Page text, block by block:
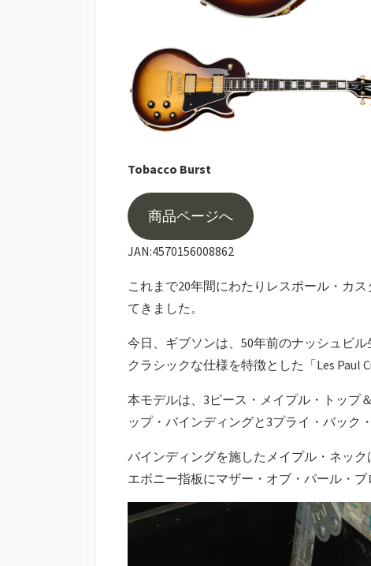
Tobacco Burst
商品ページへ
JAN:4570156008862
これまで20年間にわたりレスポール・カ
てきました。
今日、ギブソンは、50年前のナッシュビ
クラシックな仕様を特徴とした「Les Paul
本モデルは、3ピース・メイプル・トップ
ップ・バインディングと3プライ・バック
バインディングを施したメイプル・ネック
エボニー指板にマザー・オブ・パール・ブ